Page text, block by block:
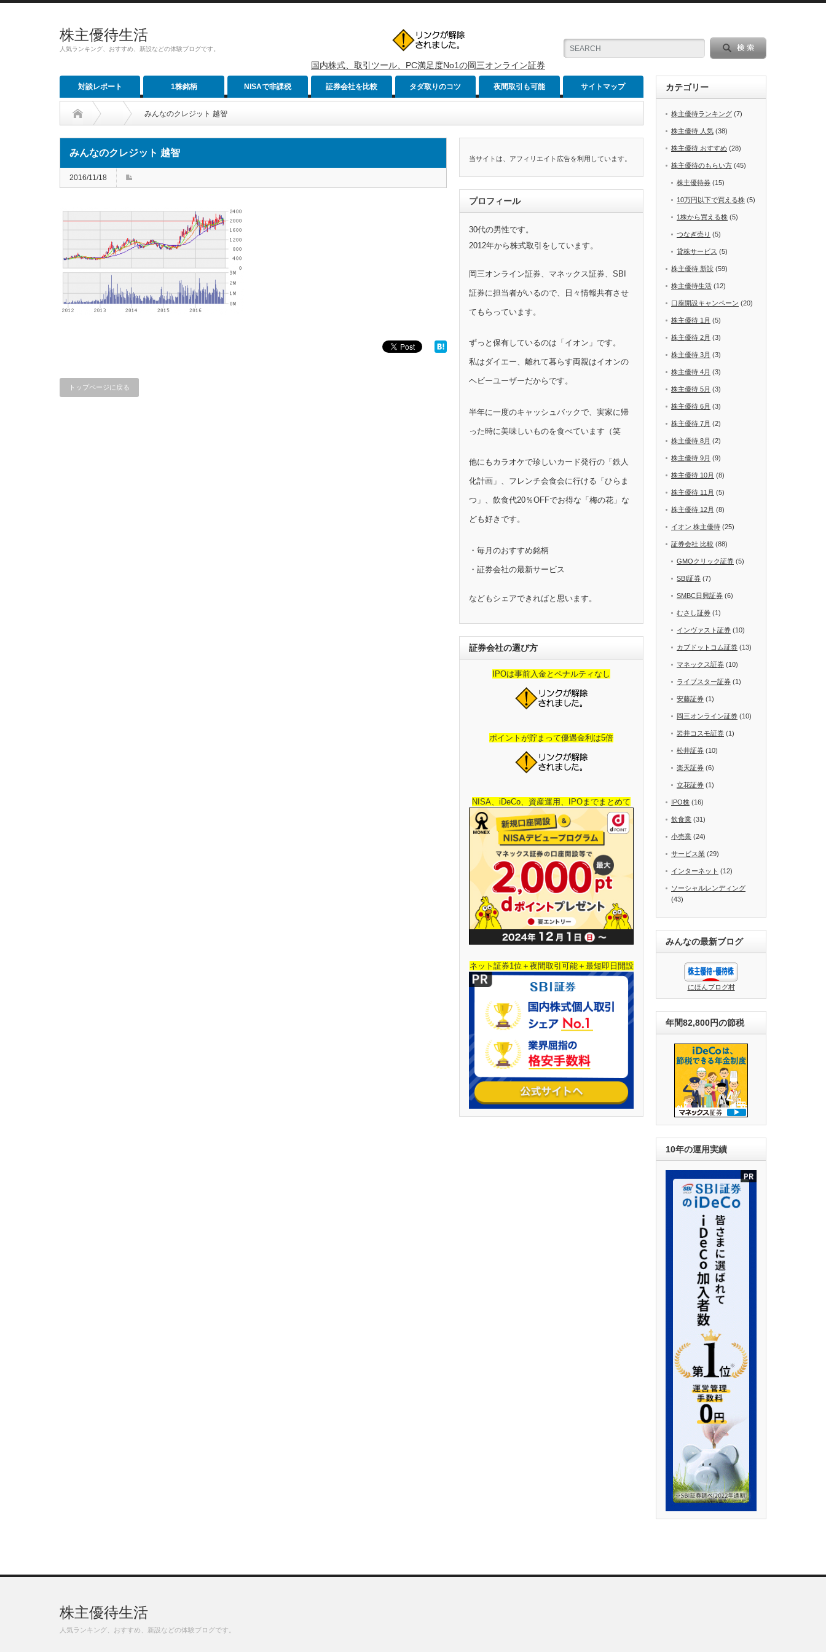
株主優待生活
人気ランキング、おすすめ、新設などの体験ブログです。
国内株式、取引ツール、PC満足度No1の岡三オンライン証券
対談レポート 1株銘柄 NISAで非課税 証券会社を比較 タダ取りのコツ 夜間取引も可能 サイトマップ
みんなのクレジット 越智
みんなのクレジット 越智
2016/11/18
トップページに戻る
当サイトは、アフィリエイト広告を利用しています。
プロフィール
30代の男性です。
2012年から株式取引をしています。
岡三オンライン証券、マネックス証券、SBI
証券に担当者がいるので、日々情報共有させ
てもらっています。
ずっと保有しているのは「イオン」です。
私はダイエー、離れて暮らす両親はイオンの
ヘビーユーザーだからです。
半年に一度のキャッシュバックで、実家に帰
った時に美味しいものを食べています（笑
他にもカラオケで珍しいカード発行の「鉄人
化計画」、フレンチ会食会に行ける「ひらま
つ」、飲食代20％OFFでお得な「梅の花」な
ども好きです。
・毎月のおすすめ銘柄
・証券会社の最新サービス
などもシェアできればと思います。
証券会社の選び方
IPOは事前入金とペナルティなし
ポイントが貯まって優遇金利は5倍
NISA、iDeCo、資産運用、IPOまでまとめて
ネット証券1位＋夜間取引可能＋最短即日開設
カテゴリー
株主優待ランキング (7)
株主優待 人気 (38)
株主優待 おすすめ (28)
株主優待のもらい方 (45)
株主優待券 (15)
10万円以下で買える株 (5)
1株から買える株 (5)
つなぎ売り (5)
貸株サービス (5)
株主優待 新設 (59)
株主優待生活 (12)
口座開設キャンペーン (20)
株主優待 1月 (5)
株主優待 2月 (3)
株主優待 3月 (3)
株主優待 4月 (3)
株主優待 5月 (3)
株主優待 6月 (3)
株主優待 7月 (2)
株主優待 8月 (2)
株主優待 9月 (9)
株主優待 10月 (8)
株主優待 11月 (5)
株主優待 12月 (8)
イオン 株主優待 (25)
証券会社 比較 (88)
GMOクリック証券 (5)
SBI証券 (7)
SMBC日興証券 (6)
むさし証券 (1)
インヴァスト証券 (10)
カブドットコム証券 (13)
マネックス証券 (10)
ライブスター証券 (1)
安藤証券 (1)
岡三オンライン証券 (10)
岩井コスモ証券 (1)
松井証券 (10)
楽天証券 (6)
立花証券 (1)
IPO株 (16)
飲食業 (31)
小売業 (24)
サービス業 (29)
インターネット (12)
ソーシャルレンディング
(43)
みんなの最新ブログ
にほんブログ村
年間82,800円の節税
10年の運用実績
株主優待生活
人気ランキング、おすすめ、新設などの体験ブログです。